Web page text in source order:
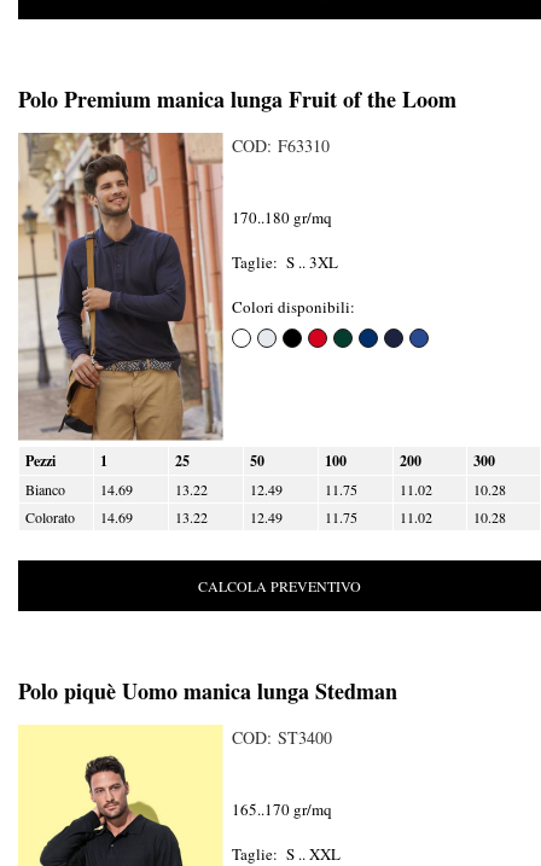
Polo Premium manica lunga Fruit of the Loom
COD: F63310
170..180 gr/mq
Taglie: S .. 3XL
Colori disponibili:
Pezzi 1 25 50 100 200 300
Bianco 14.69 13.22 12.49 11.75 11.02
10.28
Colorato
14.69 13.22 12.49 11.75 11.02 10.28
CALCOLA PREVENTIVO
Polo piquè Uomo manica lunga Stedman
COD: ST3400
165..170 gr/mq
Taglie: S .. XXL